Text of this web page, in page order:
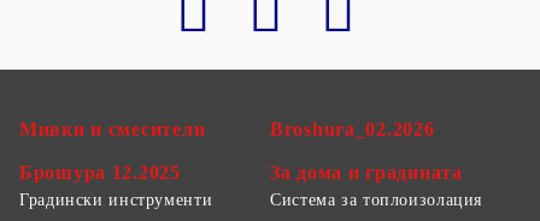
Мивки и смесители
Брошура 12.2025
Broshura_02.2026
За дома и градината
Градински инструменти
Система за топлоизолация